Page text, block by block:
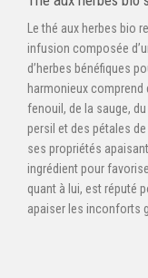
Le thé aux herbes bio
infusion composée
d’herbes bénéfiques
harmonieux
fenouil, de la sauge,
persil et des pétales
ses propriétés
ingrédient pour
quant à lui, est réputé
apaiser les inconforts